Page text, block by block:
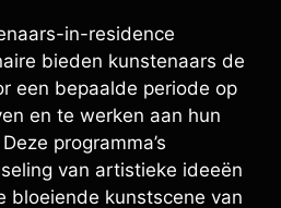
in-residence
bieden kunstenaars de
een bepaalde periode op
en te werken aan hun
programma’s
van artistieke ideeën
bloeiende kunstscene van